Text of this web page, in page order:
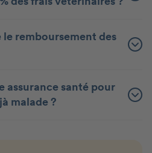
remboursement des
assurance santé pour
malade ?